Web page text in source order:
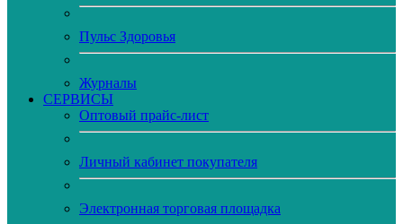
Пульс Здоровья
Журналы
CЕРВИСЫ
Оптовый прайс-лист
Личный кабинет покупателя
Электронная торговая площадка